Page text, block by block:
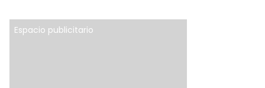
Espacio publicitario